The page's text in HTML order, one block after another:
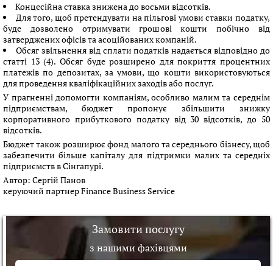
Концесійна ставка знижена до восьми відсотків.
Для того, щоб претендувати на пільгові умови ставки податку,
буде дозволено отримувати грошові кошти побічно від
затверджених офісів та асоційованих компаній.
Обсяг звільнення від сплати податків надається відповідно до
статті 13 (4). Обсяг буде розширено для покриття процентних
платежів по депозитах, за умови, що кошти використовуються
для проведення кваліфікаційних заходів або послуг.
У прагненні допомогти компаніям, особливо малим та середнім
підприємствам, бюджет пропонує збільшити знижку
корпоративного прибуткового податку від 30 відсотків, до 50
відсотків.
Бюджет також розширює фонд малого та середнього бізнесу, щоб
забезпечити більше капіталу для підтримки малих та середніх
підприємств в Сінгапурі.
Автор: Сергій Панов
керуючий партнер Finance Business Service
Замовити послугу
з нашими фахівцями